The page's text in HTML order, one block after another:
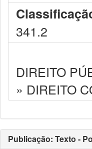
341.2
DIREITO
» DIREITO
Publicação: Texto -